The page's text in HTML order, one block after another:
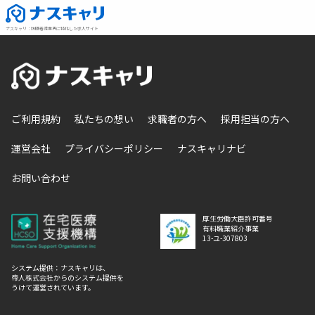
ナスキャリ ： 訪問看護業界に特化した求人サイト
ご利用規約 私たちの想い 求職者の方へ 採用担当の方へ
運営会社 プライバシーポリシー ナスキャリナビ
お問い合わせ
厚生労働大臣許可番号
有料職業紹介事業
13-ユ-307803
システム提供：ナスキャリは、
帝人株式会社からのシステム提供を
うけて運営されています。